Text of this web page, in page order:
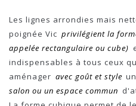
Les lignes arrondies mais
poignée Vic privilégient la
appelée rectangulaire ou cube)
indispensables à tous ceux
aménager avec goût et style un
salon ou un espace commun